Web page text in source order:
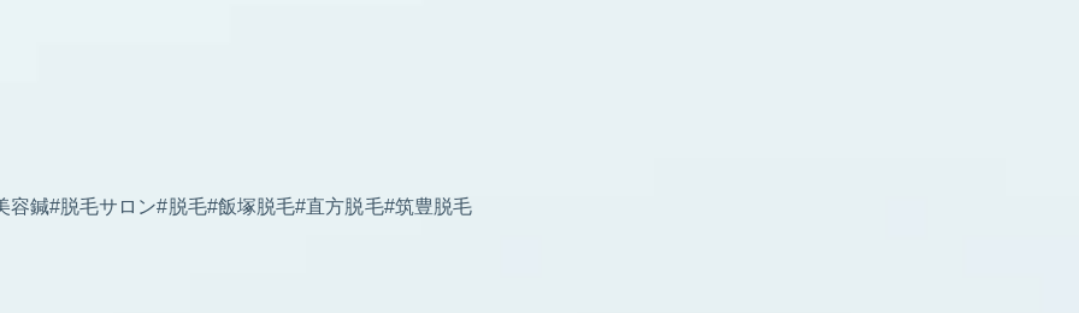
鍼#脱毛サロン#脱毛#飯塚脱毛#直方脱毛#筑豊脱毛